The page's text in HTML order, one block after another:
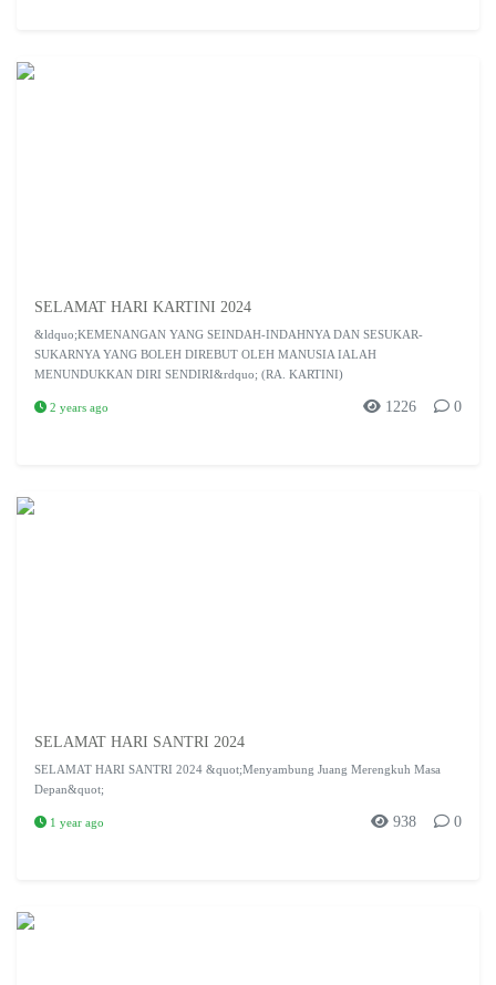
SELAMAT HARI KARTINI 2024
&ldquo;KEMENANGAN YANG SEINDAH-INDAHNYA DAN SESUKAR-
SUKARNYA YANG BOLEH DIREBUT OLEH MANUSIA IALAH
MENUNDUKKAN DIRI SENDIRI&rdquo; (RA. KARTINI)
2 years ago 0
1226
SELAMAT HARI SANTRI 2024
SELAMAT HARI SANTRI 2024 &quot;Menyambung Juang Merengkuh Masa
Depan&quot;
1 year ago 0
938